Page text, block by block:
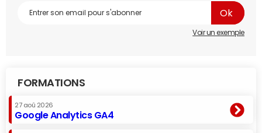
Voir un exemple
FORMATIONS
27 aoû 2026
Google Analytics GA4